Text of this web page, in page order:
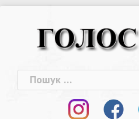
Пошук: